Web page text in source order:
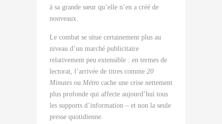
à sa grande sœur qu’elle n’en a créé de
nouveaux.
Le combat se situe certainement plus au
niveau d’un marché publicitaire
relativement peu extensible : en termes de
lectorat, l’arrivée de titres comme 20
Minutes ou Métro cache une crise nettement
plus profonde qui affecte aujourd’hui tous
les supports d’information – et non la seule
presse quotidienne.